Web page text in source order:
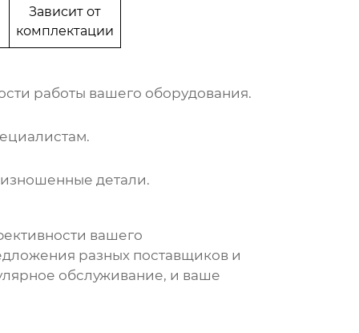
Зависит от
комплектации
работы вашего оборудования.
детали.
вашего
разных поставщиков и
обслуживание, и ваше